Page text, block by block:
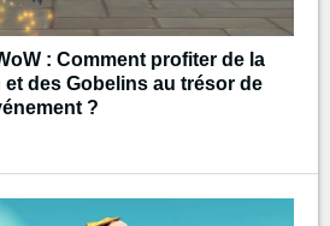
: Comment profiter de la
et des Gobelins au trésor de
?